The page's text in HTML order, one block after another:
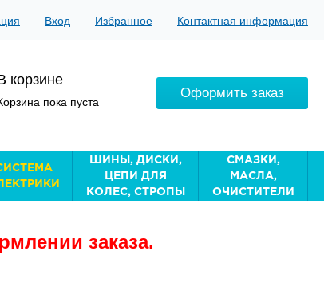
Вход Избранное Контактная информация
корзине
пока пуста
Оформить заказ
ШИНЫ, ДИСКИ,
ЦЕПИ ДЛЯ
КОЛЕС, СТРОПЫ
СМАЗКИ,
МАСЛА,
ОЧИСТИТЕЛИ
заказа.